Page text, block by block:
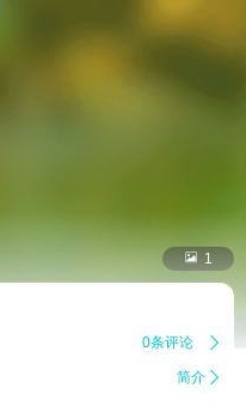
 1
0条评论 
简介 